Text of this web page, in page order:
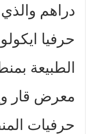
دراهم
حرفيا
الطبيعة
معرض قار
حرفيات